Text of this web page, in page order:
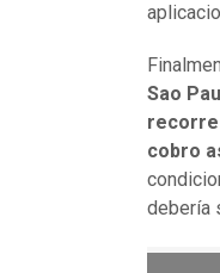
Sao
cobro
debería